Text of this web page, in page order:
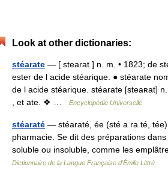
Look at other dictionaries:
stéarate — [ stearat ] n. m. • 1823; de
ester de l acide stéarique. ● stéarate
de l acide stéarique. stéarate [steaʀat]
, et ate. ❖ …
Encyclopédie Universelle
stéaraté — stéaraté, ée (sté a ra té,
pharmacie. Se dit des préparations
soluble ou insoluble, comme les
Dictionnaire de la Langue Française d'Émile Littré